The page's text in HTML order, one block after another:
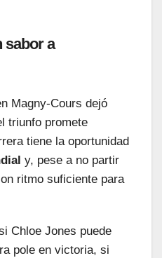
sabor a
Magny-Cours dejó
triunfo promete
tiene la oportunidad
y, pese a no partir
ritmo suficiente para
Chloe Jones puede
pole en victoria, si